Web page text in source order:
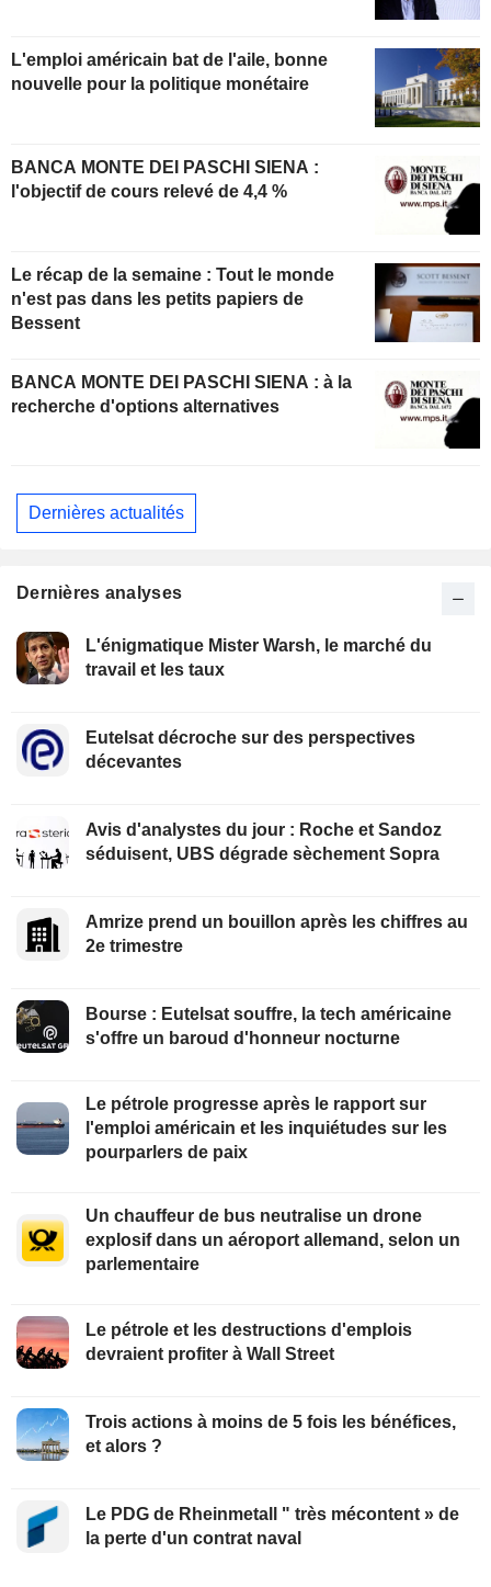
L'emploi américain bat de l'aile, bonne
nouvelle pour la politique monétaire
BANCA MONTE DEI PASCHI SIENA :
l'objectif de cours relevé de 4,4 %
Le récap de la semaine : Tout le monde
n'est pas dans les petits papiers de
Bessent
BANCA MONTE DEI PASCHI SIENA : à la
recherche d'options alternatives
Dernières actualités
Dernières analyses
L'énigmatique Mister Warsh, le marché du
travail et les taux
Eutelsat décroche sur des perspectives
décevantes
Avis d'analystes du jour : Roche et Sandoz
séduisent, UBS dégrade sèchement Sopra
Amrize prend un bouillon après les chiffres au
2e trimestre
Bourse : Eutelsat souffre, la tech américaine
s'offre un baroud d'honneur nocturne
Le pétrole progresse après le rapport sur
l'emploi américain et les inquiétudes sur les
pourparlers de paix
Un chauffeur de bus neutralise un drone
explosif dans un aéroport allemand, selon un
parlementaire
Le pétrole et les destructions d'emplois
devraient profiter à Wall Street
Trois actions à moins de 5 fois les bénéfices,
et alors ?
Le PDG de Rheinmetall " très mécontent » de
la perte d'un contrat naval